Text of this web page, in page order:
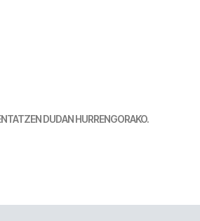
DUDAN HURRENGORAKO.